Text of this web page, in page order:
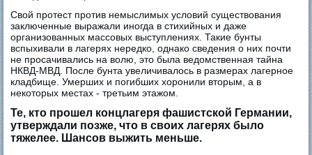
Свой протест против немыслимых условий существования
заключенные выражали иногда в стихийных и даже
организованных массовых выступлениях. Такие бунты
вспыхивали в лагерях нередко, однако сведения о них почти
не просачивались на волю, это была ведомственная тайна
НКВД-МВД. После бунта увеличивалось в размерах лагерное
кладбище. Умерших и погибших хоронили вторым, а в
некоторых местах - третьим этажом.
Те, кто прошел концлагеря фашистской Германии,
утверждали позже, что в своих лагерях было
тяжелее. Шансов выжить меньше.